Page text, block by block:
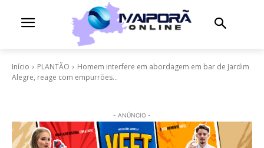
Início PLANTÃO
Homem interfere em abordagem em bar de Jardim
Alegre, reage com empurrões...
- ANÚNCIO -